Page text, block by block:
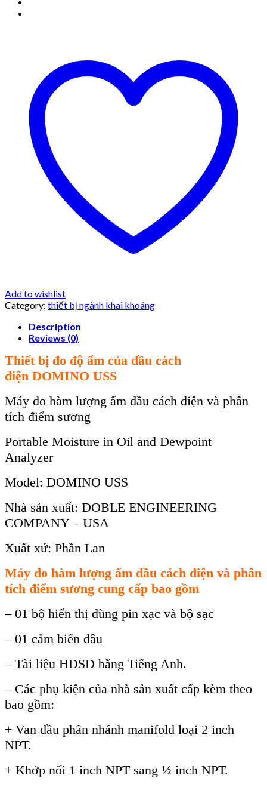
Add to wishlist
Category: thiết bị ngành khai khoáng
Description
Reviews (0)
Thiết bị đo độ ẩm của dầu cách
điện DOMINO USS
Máy đo hàm lượng ẩm dầu cách điện và phân
tích điểm sương
Portable Moisture in Oil and Dewpoint
Analyzer
Model: DOMINO USS
Nhà sản xuất: DOBLE ENGINEERING
COMPANY – USA
Xuất xứ: Phần Lan
Máy đo hàm lượng ẩm dầu cách điện và phân
tích điểm sương cung cấp bao gồm
– 01 bộ hiển thị dùng pin xạc và bộ sạc
– 01 cảm biến dầu
– Tài liệu HDSD bằng Tiếng Anh.
– Các phụ kiện của nhà sản xuất cấp kèm theo
bao gồm:
+ Van dầu phân nhánh manifold loại 2 inch
NPT.
+ Khớp nối 1 inch NPT sang ½ inch NPT.